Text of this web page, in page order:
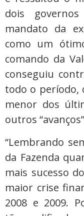
dois
mandato da
como um
comando da
conseguiu
todo o período,
menor dos
outros
“Lembrando
da Fazenda
mais sucesso
maior crise
2008 e 2009.